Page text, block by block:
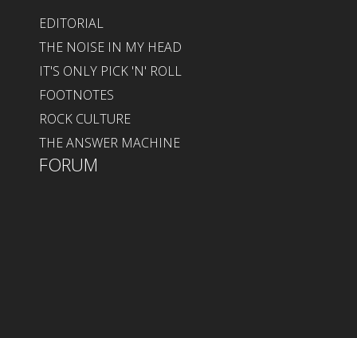
EDITORIAL
THE NOISE IN MY HEAD
IT'S ONLY PICK 'N' ROLL
FOOTNOTES
ROCK CULTURE
THE ANSWER MACHINE
FORUM